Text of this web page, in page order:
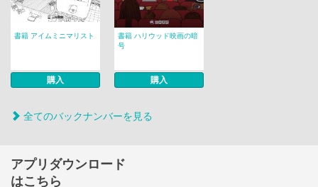
書籍 アイムミニマリスト
購入
書籍 ハリウッド映画の暗
号
購入
全てのバックナンバーを見る
アプリダウンロード
はこちら